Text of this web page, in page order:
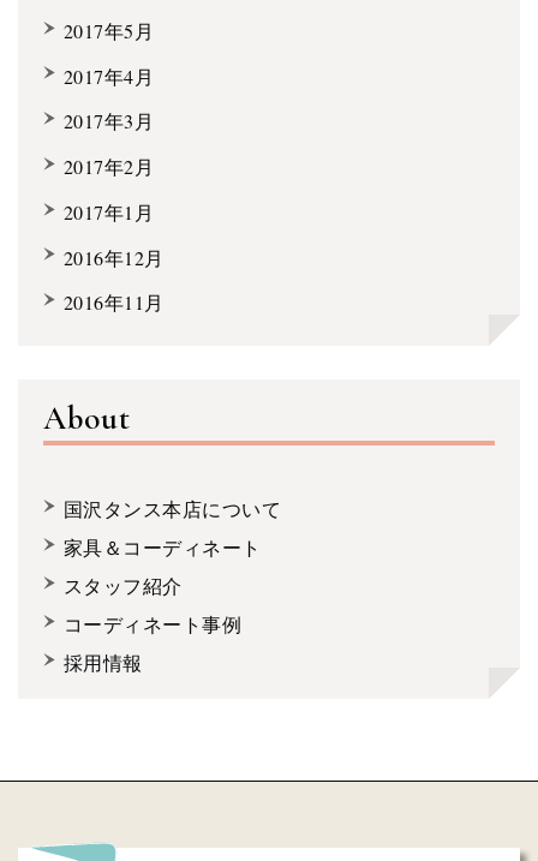
2017年5月
2017年4月
2017年3月
2017年2月
2017年1月
2016年12月
2016年11月
About
国沢タンス本店について
家具＆コーディネート
スタッフ紹介
コーディネート事例
採用情報